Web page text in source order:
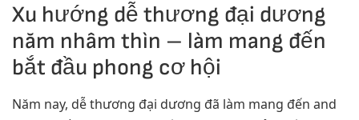
Xu hướng dễ thương đại dương
năm nhâm thìn – làm mang đến
bắt đầu phong cơ hội
Năm nay, dễ thương đại dương đã làm mang đến and